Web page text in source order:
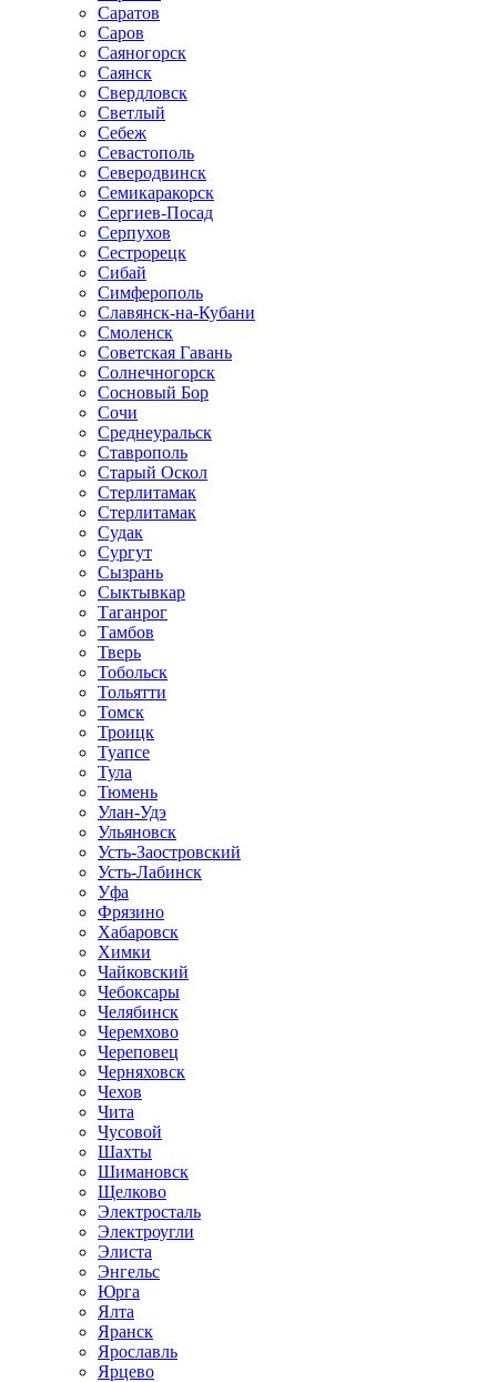
Саратов
Саров
Саяногорск
Саянск
Свердловск
Светлый
Себеж
Севастополь
Северодвинск
Семикаракорск
Сергиев-Посад
Серпухов
Сестрорецк
Сибай
Симферополь
Славянск-на-Кубани
Смоленск
Советская Гавань
Солнечногорск
Сосновый Бор
Сочи
Среднеуральск
Ставрополь
Старый Оскол
Стерлитамак
Стерлитамак
Судак
Сургут
Сызрань
Сыктывкар
Таганрог
Тамбов
Тверь
Тобольск
Тольятти
Томск
Троицк
Туапсе
Тула
Тюмень
Улан-Удэ
Ульяновск
Усть-Заостровский
Усть-Лабинск
Уфа
Фрязино
Хабаровск
Химки
Чайковский
Чебоксары
Челябинск
Черемхово
Череповец
Черняховск
Чехов
Чита
Чусовой
Шахты
Шимановск
Щелково
Электросталь
Электроугли
Элиста
Энгельс
Юрга
Ялта
Яранск
Ярославль
Ярцево